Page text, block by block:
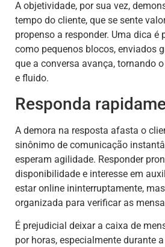
A objetividade, por sua vez,
tempo do cliente, que se sente
propenso a responder. Uma dica é
como pequenos blocos, enviados
que a conversa avança, tornando
e fluido.
Responda
A demora na resposta afasta o
sinônimo de comunicação
esperam agilidade. Responder
disponibilidade e interesse em
estar online ininterruptamente,
organizada para verificar as
É prejudicial deixar a caixa de
por horas, especialmente durante